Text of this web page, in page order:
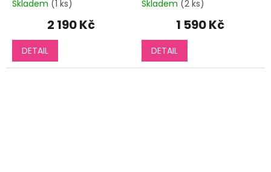
Skladem (1 ks)
2 190 Kč
DETAIL
Skladem (2 ks)
1 590 Kč
DETAIL